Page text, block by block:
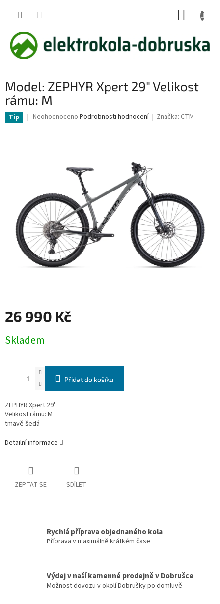
Model: ZEPHYR Xpert 29" Velikost
rámu: M
Tip
Průměrné
Neohodnoceno Podrobnosti hodnocení Značka: CTM
26 990 Kč
cena:
Skladem
Přidat do košíku
ZEPHYR Xpert 29"
Velikost rámu: M
tmavě šedá
Detailní informace
ZEPTAT SE SDÍLET
Rychlá příprava objednaného kola
Příprava v maximálně krátkém čase
Výdej v naší kamenné prodejně v Dobrušce
Možnost dovozu v okolí Dobrušky po domluvě